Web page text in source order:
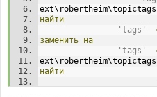
найти
'tags'
заменить на
'tags'
найти